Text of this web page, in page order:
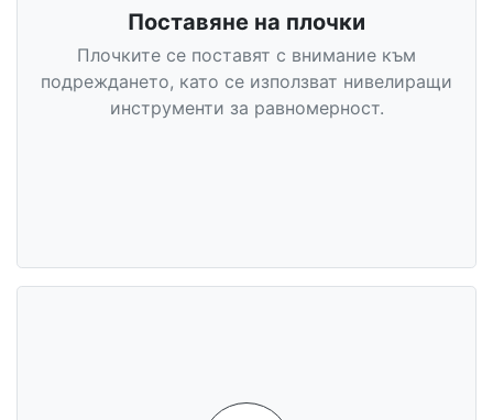
Поставяне на плочки
Плочките се поставят с внимание към
подреждането, като се използват нивелиращи
инструменти за равномерност.